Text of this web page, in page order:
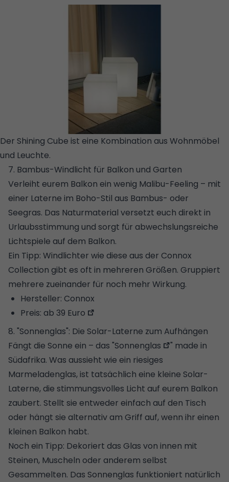
Der Shining Cube ist eine Kombination aus Wohnmöbel
und Leuchte.
7. Bambus-Windlicht für Balkon und Garten
Verleiht eurem Balkon ein wenig Malibu-Feeling – mit
einer Laterne im Boho-Stil aus Bambus- oder
Seegras. Das Naturmaterial versetzt euch direkt in
Urlaubsstimmung und sorgt für abwechslungsreiche
Lichtspiele auf dem Balkon.
Ein Tipp: Windlichter wie diese aus der Connox
Collection gibt es oft in mehreren Größen. Gruppiert
mehrere zueinander für noch mehr Wirkung.
Hersteller: Connox
Preis: ab 39 Euro
8. "Sonnenglas": Die Solar-Laterne zum Aufhängen
Fängt die Sonne ein – das "Sonnenglas
" made in
Südafrika. Was aussieht wie ein riesiges
Marmeladenglas, ist tatsächlich eine kleine Solar-
Laterne, die stimmungsvolles Licht auf eurem Balkon
zaubert. Stellt sie entweder einfach auf den Tisch
oder hängt sie alternativ am Griff auf, wenn ihr einen
kleinen Balkon habt.
Noch ein Tipp: Dekoriert das Glas von innen mit
Steinen, Muscheln oder anderem selbst
Gesammelten. Das Sonnenglas funktioniert natürlich